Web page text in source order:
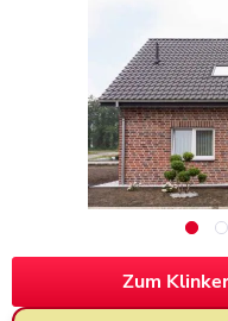
Zum